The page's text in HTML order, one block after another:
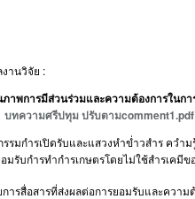
านวิจัย :
าพการมีส่วนร่วมและความต้องการในก
บทความศรีปทุม ปรับตามcomment1.pdf
รมกำรเปิดรับและแสวงหำข่ำวสำร ควำ
มรับกำรทำกำรเกษตรโดยไม่ใช้สำรเคมีข
ารสื่อสารที่ส่งผลต่อการยอมรับและความ